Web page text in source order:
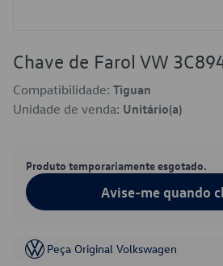
Chave de Farol VW
Compatibilidade: Tiguan
Unidade de venda: Unitário(a)
Produto temporariamente esgotado.
Avise-me quando
Peça Original Volkswagen